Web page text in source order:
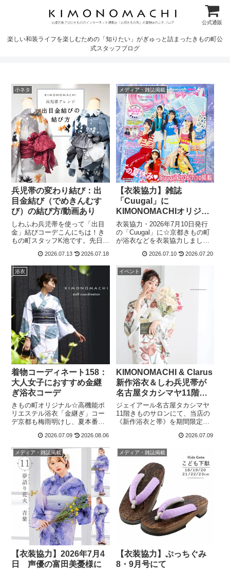
公式通販
楽しい和装ライフを楽しむための「知りたい」がぎゅっと詰まったきもの町公
式スタッフブログ
小ネタ
兵児帯の変わり結び：出
目金結び（でめきんむす
び）の結び方/動画あり
しわふわ兵児帯を使って「出目
金」結びコーデこんにちは！き
もの町スタッフK池です。先日、
ル浴衣「ゆらぎ金魚」に合わせ
て、兵児帯で出目金を形作った
帯結びを紹介したところ、SNS
で大変ご好評をいただきまし
た。結んで...
2026.07.13 2026.07.18
メディア・雑誌掲載
【衣装協力】雑誌
「Cuugal」に
KIMONOMACHIオリジナ
ル浴衣を衣装協力しまし
た！
衣装協力・2026年7月10日発行
の「Cuugal」に☆京都きもの町
が浴衣などを衣装協力しました
keiです。小中学生の女の子の為
のオシャレ雑誌 「Cuugal」8月
号にて、京都きもの町の浴衣を
掲載いただきました🤩...
2026.07.10 2026.07.20
浴衣
着物コーディネート158：
大人女子におすすめ金継
ぎ浴衣コーデ
きもの町オリジナル☆高機能ポ
リエステル浴衣「金継ぎ」コー
デ京都も梅雨明けし、夏本番の
ともなると、涼し気な白地の浴
衣でさわやかに装いたいもので
す。きもの町の高機能ポリエス
テル浴衣は、見た目だけではな
く、着心地もサ...
2026.07.09 2026.08.06
イベント
KIMONOMACHI & Clarus
新作浴衣＆しわ兵児帯が
名古屋タカシマヤ11階き
ものサロンに登場！9月29
日まで
ジェイアール名古屋タカシマヤ
11階きものサロンにて、当店の
《新作浴衣と帯》を期間限定で
す。夏のお出かけにぴったりな
覧ください。ジェイアール名古
屋タカシマヤ11階きものサロン
にて、9月2...
2026.07.09
メディア・雑誌掲載
【衣装協力】2026年7月4
日 声優の富田美憂様に
メディア・雑誌掲載
【衣装協力】ぷっちぐみ
8・9月号にて